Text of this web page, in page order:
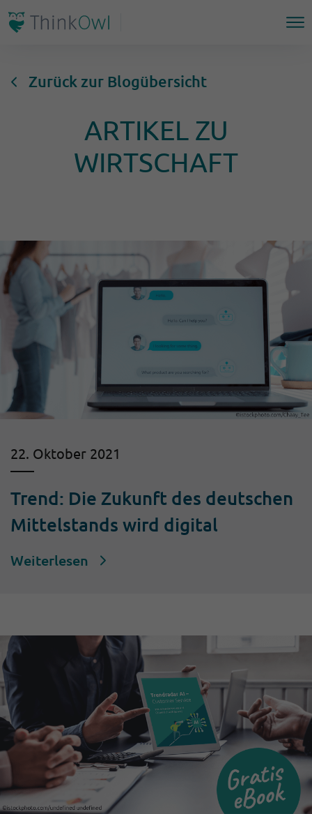
Zurück zur Blogübersicht
ARTIKEL ZU
WIRTSCHAFT
22. Oktober 2021
Trend: Die Zukunft des deutschen
Mittelstands wird digital
Weiterlesen